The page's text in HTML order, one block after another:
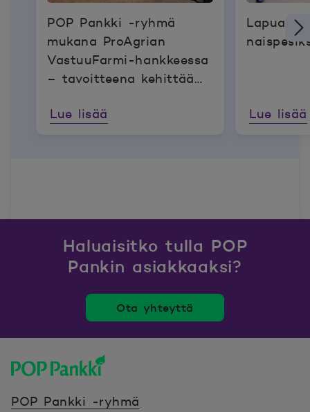
POP Pankki -ryhmä
mukana ProAgrian
VastuuFarmi-hankkeessa
– tavoitteena kehittää
vastuullisuusraportointia
Lue lisää
Lapualla
Lue lisää
Haluaisitko tulla POP
Pankin asiakkaaksi?
Ota yhteyttä
POP Pankki -ryhmä